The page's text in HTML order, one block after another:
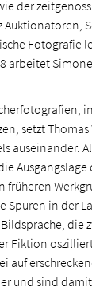
der
Fotografie
arbeitet
setzt
auseinander.
früheren
in der
die
Fiktion
auf
und sind